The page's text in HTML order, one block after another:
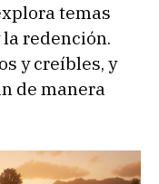
temas
redención.
y creíbles, y
de manera